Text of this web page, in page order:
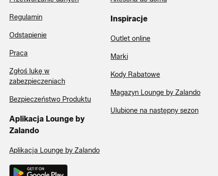
Regulamin
Odstąpienie
Praca
Zgłoś lukę w
zabezpieczeniach
Bezpieczeństwo Produktu
Aplikacja Lounge by
Zalando
Aplikacja Lounge by Zalando
Inspiracje
Outlet online
Marki
Kody Rabatowe
Magazyn Lounge by Zalando
Ulubione na następny sezon